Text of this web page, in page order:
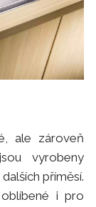
ale zároveň
vyrobeny
příměsí.
i pro